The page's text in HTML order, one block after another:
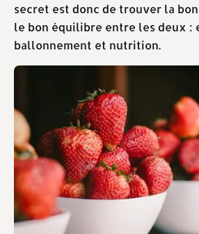
secret est donc de trouver la
le bon équilibre entre les deux :
ballonnement et nutrition.